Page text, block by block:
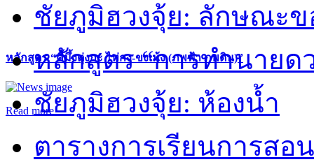
หลักสูตร “คี้มึ้งตุ่งกะ ไท่กง-ขงเม้ง (ภพฟ้า ภพดิน)”
Read more
ชัยภูมิฮวงจุ้ย: ลักษณะ
หลักสูตร “การทำนายด
ชัยภูมิฮวงจุ้ย: ห้องน้ำ
ตารางการเรียนการส